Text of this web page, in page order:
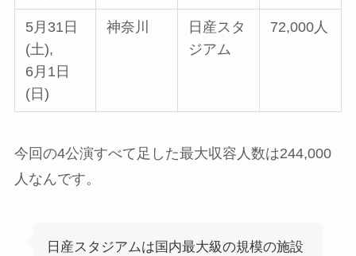
5月31日
(土),
6月1日
(日)
神奈川
日産スタ
ジアム
72,000人
今回の4公演すべて足した最大収容人数は244,000
人なんです。
日産スタジアムは国内最大級の規模の施設